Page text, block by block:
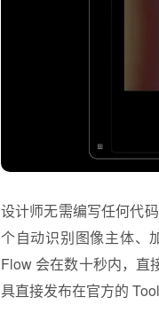
设计师无需编写任何代
个自动识别图像主体、
Flow 会在数十秒内，直
具直接发布在官方的